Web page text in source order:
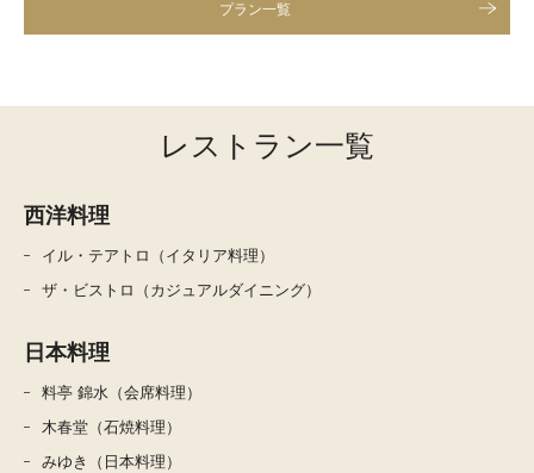
プラン一覧
レストラン一覧
西洋料理
イル・テアトロ（イタリア料理）
ザ・ビストロ（カジュアルダイニング）
日本料理
料亭 錦水（会席料理）
木春堂（石焼料理）
みゆき（日本料理）